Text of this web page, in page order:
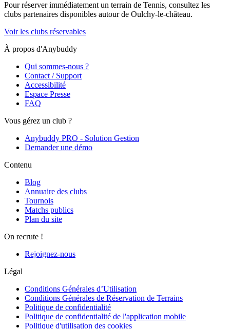
Pour réserver immédiatement un terrain de Tennis, consultez les
clubs partenaires disponibles autour de Oulchy-le-château.
Voir les clubs réservables
À propos d'Anybuddy
Qui sommes-nous ?
Contact / Support
Accessibilité
Espace Presse
FAQ
Vous gérez un club ?
Anybuddy PRO - Solution Gestion
Demander une démo
Contenu
Blog
Annuaire des clubs
Tournois
Matchs publics
Plan du site
On recrute !
Rejoignez-nous
Légal
Conditions Générales d’Utilisation
Conditions Générales de Réservation de Terrains
Politique de confidentialité
Politique de confidentialité de l'application mobile
Politique d'utilisation des cookies